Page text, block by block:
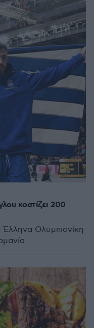
κοστίζει 200
Ολυμπιονίκη